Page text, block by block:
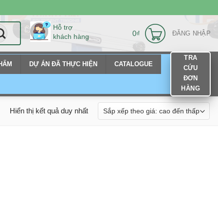
Hỗ trợ
khách hàng
0₫ ĐĂNG NHẬP
DỰ ÁN ĐÃ THỰC HIỆN CATALOGUE
TRA
CỨU
ĐƠN
HÀNG
Hiển thị kết quả duy nhất